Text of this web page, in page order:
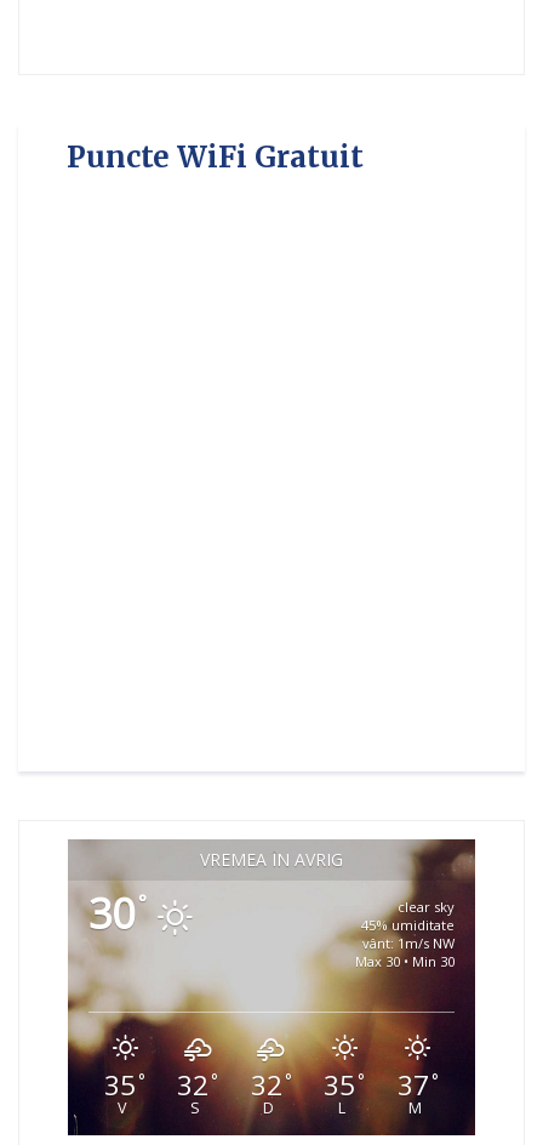
Puncte WiFi Gratuit
VREMEA ÎN AVRIG
30°
clear sky
45% umiditate
vânt: 1m/s NW
Max 30 • Min 30
35°
V
32°
S
32°
D
35°
L
37°
M